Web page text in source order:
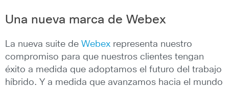
Una nueva marca de Webex
La nueva suite de Webex representa nuestro
compromiso para que nuestros clientes tengan
éxito a medida que adoptamos el futuro del trabajo
híbrido. Y a medida que avanzamos hacia el mundo